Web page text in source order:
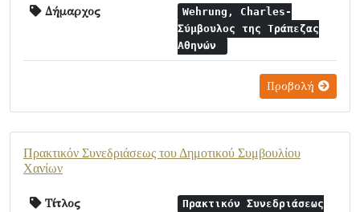
Δήμαρχος
Wehrung, Charles-
Σύμβουλος της Τράπεζας
Αθηνών
Προβολή
Πρακτικόν Συνεδριάσεως του Δημοτικού Συμβουλίου
Χανίων
Τίτλος
Πρακτικόν Συνεδριάσεως